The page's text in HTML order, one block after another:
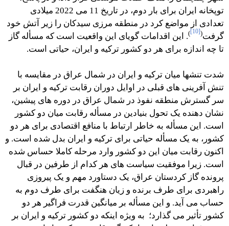
توپخانه ایران برای بار دوم، در تاریخ 11 می 2022 میلادی
تعدادی از مواضع کرد در منطقه مرزی سیدکان را زیر آتش خود
گرفت(
[10]
). این اقدامات گویای این واقعیت است که مسأله گاز
تا چه اندازه برای هر دو کشور ترکیه و ایران، حیاتی است.
شدت تنشها میان ترکیه و ایران در شمال عراق در مقایسه با
تنش آفرینی های قبلی در اوایل دوران رقابت ترکیه و ایران بر
سر گسترش منطقه نفوذ در شمال عراق در دوره های پیشین،
نشان دهنده یک تحول بنیادین در مسأله رقابت میان دو کشور
است. این مسأله به خاطر ارتباط با منافع اقتصادی برای هر دو
کشور، به یک مسأله حیاتی برای ترکیه و ایران بدل شده است. و
اکنون رقابت میان این دو کشور وارد مرحله کاملا حساس شده
است. زیرا موفقیت سیاست های هر کدام از طرفین در قبال
پرونده گاز کردستان عراق، یک دستاورد مهم و یک پیروزی
راهبردی برای طرف برنده و زیان هنگفت برای طرف دوم به
حساب می آید. و این مسأله بر میانگین قدرت فراگیر هر دو
کشور تأثیر می گذارد؛ به ویژه اینکه دو کشور ترکیه و ایران بر